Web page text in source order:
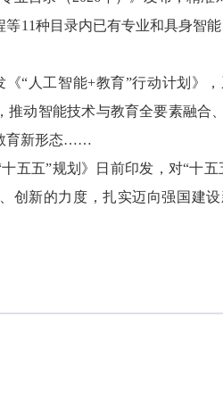
11种目录内已有专业和具身智
人工智能+教育”行动计划》，
推动智能技术与教育全要素融合
育新形态……
五”规划》日前印发，对“十五
创新的力度，扎实迈向强国建